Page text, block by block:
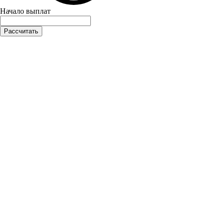
Начало выплат